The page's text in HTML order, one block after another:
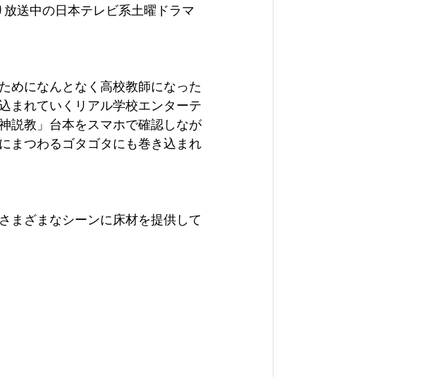
送中の日本テレビ系土曜ドラマ
めになんとなく高校教師になった
まれていくリアル学校エンターテ
説教」台本をスマホで確認しなが
まつわるゴタゴタにも巻き込まれ
まざまなシーンに床材を提供して